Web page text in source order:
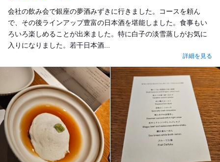
会社の飲み会で銀座の夢酒みずきに行きました。コースを頼ん
で、その後ラインアップ豊富の日本酒を堪能しました。食事もい
ろいろ楽しめることが出来ました。特に白子の淡雪蒸しがお気に
入りになりました。若干日本酒...
詳細を見る